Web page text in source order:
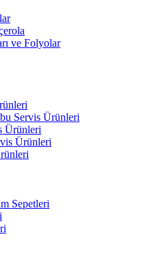
ve Folyolar
Servis Ürünleri
Ürünleri
Ürünleri
Sepetleri